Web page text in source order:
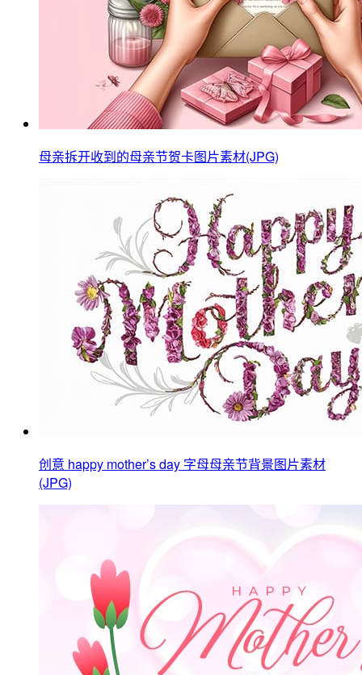
母亲拆开收到的母亲节贺卡图片素材(JPG)
创意 happy mother’s day 字母母亲节背景图片素材
(JPG)